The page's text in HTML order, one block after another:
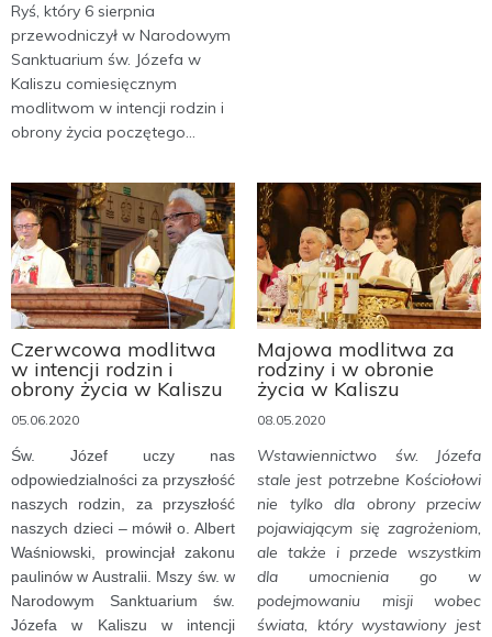
Ryś, który 6 sierpnia
przewodniczył w Narodowym
Sanktuarium św. Józefa w
Kaliszu comiesięcznym
modlitwom w intencji rodzin i
obrony życia poczętego...
Czerwcowa modlitwa
w intencji rodzin i
obrony życia w Kaliszu
05.06.2020
Św. Józef uczy nas
odpowiedzialności za przyszłość
naszych rodzin, za przyszłość
naszych dzieci – mówił o. Albert
Waśniowski, prowincjał zakonu
paulinów w Australii. Mszy św. w
Narodowym Sanktuarium św.
Józefa w Kaliszu w intencji
Majowa modlitwa za
rodziny i w obronie
życia w Kaliszu
08.05.2020
Wstawiennictwo św. Józefa
stale jest potrzebne Kościołowi
nie tylko dla obrony przeciw
pojawiającym się zagrożeniom,
ale także i przede wszystkim
dla umocnienia go w
podejmowaniu misji wobec
świata, który wystawiony jest